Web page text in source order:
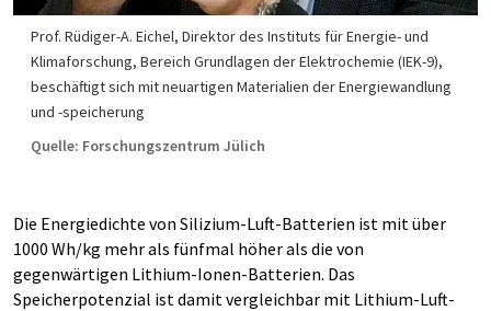
Prof. Rüdiger-A. Eichel, Direktor des Instituts für Energie- und
Klimaforschung, Bereich Grundlagen der Elektrochemie (IEK-9),
beschäftigt sich mit neuartigen Materialien der Energiewandlung
und -speicherung
Quelle: Forschungszentrum Jülich
Die Energiedichte von Silizium-Luft-Batterien ist mit über
1000 Wh/kg mehr als fünfmal höher als die von
gegenwärtigen Lithium-Ionen-Batterien. Das
Speicherpotenzial ist damit vergleichbar mit Lithium-Luft-